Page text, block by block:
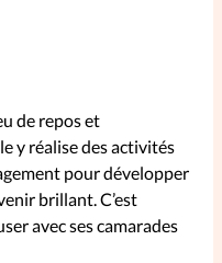
de repos et
y réalise des activités
pour développer
brillant. C’est
avec ses camarades